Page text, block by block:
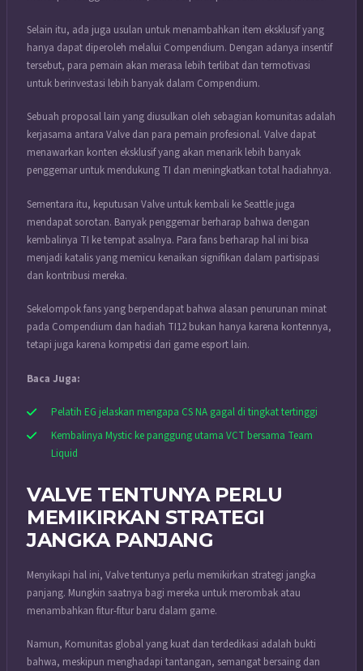
Selain itu, ada juga usulan untuk menambahkan item eksklusif yang
hanya dapat diperoleh melalui Compendium. Dengan adanya insentif
tersebut, para pemain akan merasa lebih terlibat dan termotivasi
untuk berinvestasi lebih banyak dalam Compendium.
Sebuah proposal lain yang diusulkan oleh sebagian komunitas adalah
kerjasama antara Valve dan para pemain profesional. Valve dapat
menawarkan konten eksklusif yang akan menarik lebih banyak
penggemar untuk mendukung TI dan meningkatkan total hadiahnya.
Sementara itu, keputusan Valve untuk kembali ke Seattle juga
mendapat sorotan. Banyak penggemar berharap bahwa dengan
kembalinya TI ke tempat asalnya. Para fans berharap hal ini bisa
menjadi katalis yang memicu kenaikan signifikan dalam partisipasi
dan kontribusi mereka.
Sekelompok fans yang berpendapat bahwa alasan penurunan minat
pada Compendium dan hadiah TI12 bukan hanya karena kontennya,
tetapi juga karena kompetisi dari game esport lain.
Baca Juga:
Pelatih EG jelaskan mengapa CS NA gagal di tingkat tertinggi
Kembalinya Mystic ke panggung utama VCT bersama Team
Liquid
VALVE TENTUNYA PERLU
MEMIKIRKAN STRATEGI
JANGKA PANJANG
Menyikapi hal ini, Valve tentunya perlu memikirkan strategi jangka
panjang. Mungkin saatnya bagi mereka untuk merombak atau
menambahkan fitur-fitur baru dalam game.
Namun, Komunitas global yang kuat dan terdedikasi adalah bukti
bahwa, meskipun menghadapi tantangan, semangat bersaing dan